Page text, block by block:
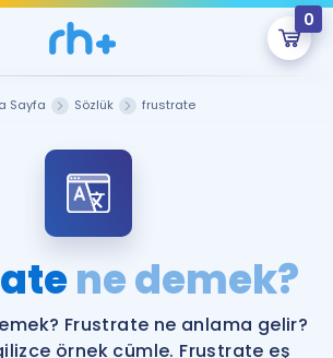
0
Sepetin Şu An Boş.
sınava hazırlayacak onlarca eğitim seni
bekliyor!
Sayfa Sözlük frustrate
ne demek?
Frustrate ne anlama gelir?
örnek cümle. Frustrate eş